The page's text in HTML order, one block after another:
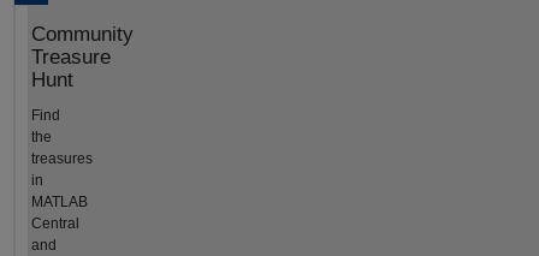
Community
Treasure
Hunt
Find
the
treasures
in
MATLAB
Central
and